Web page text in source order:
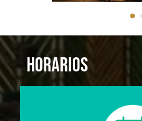
HORARIOS